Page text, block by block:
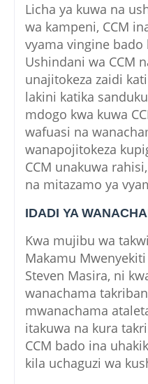
Licha ya kuwa na
wa kampeni, CCM
vyama vingine
Ushindani wa CCM
unajitokeza zaidi
lakini katika
mdogo kwa kuwa
wafuasi na
wanapojitokeza
CCM unakuwa
na mitazamo ya
IDADI YA
Kwa mujibu wa
Makamu
Steven Masira, ni
wanachama
mwanachama
itakuwa na kura
CCM bado ina
kila uchaguzi wa